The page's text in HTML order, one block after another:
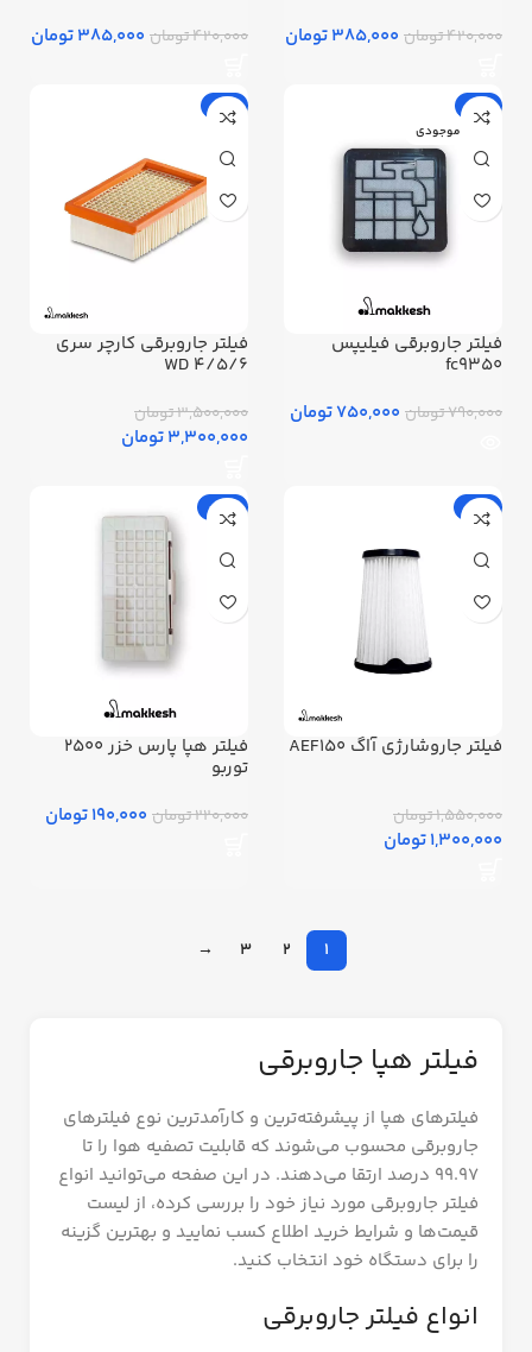
420,000 تومان 385,000 تومان 420,000 تومان 385,000 تومان
-5%
اتمام موجودی
فیلتر جاروبرقی فیلیپس
fc9350
790,000 تومان 750,000 تومان
-6%
فیلتر جاروبرقی کارچر سری
WD 4/5/6
3,500,000 تومان
3,300,000 تومان
-16%
فیلتر جاروشارژی آاگ AEF150
1,550,000 تومان
1,300,000 تومان
-14%
فیلتر هپا پارس خزر 2500
توربو
220,000 تومان 190,000 تومان
1
2
3
→
فیلتر هپا جاروبرقی
فیلترهای هپا از پیشرفته‌ترین و کارآمدترین نوع فیلترهای
جاروبرقی محسوب می‌شوند که قابلیت تصفیه هوا را تا
۹۹.۹۷ درصد ارتقا می‌دهند. در این صفحه می‌توانید انواع
فیلتر جاروبرقی مورد نیاز خود را بررسی کرده، از لیست
قیمت‌ها و شرایط خرید اطلاع کسب نمایید و بهترین گزینه
را برای دستگاه خود انتخاب کنید.
انواع فیلتر جاروبرقی